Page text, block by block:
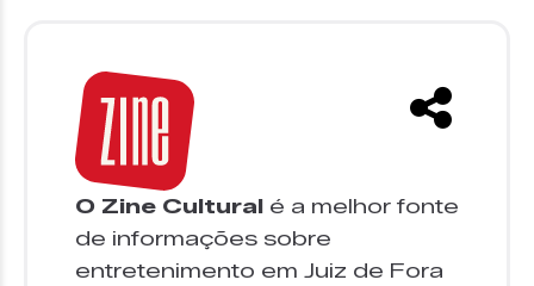
O Zine Cultural é a melhor fonte
de informações sobre
entretenimento em Juiz de Fora